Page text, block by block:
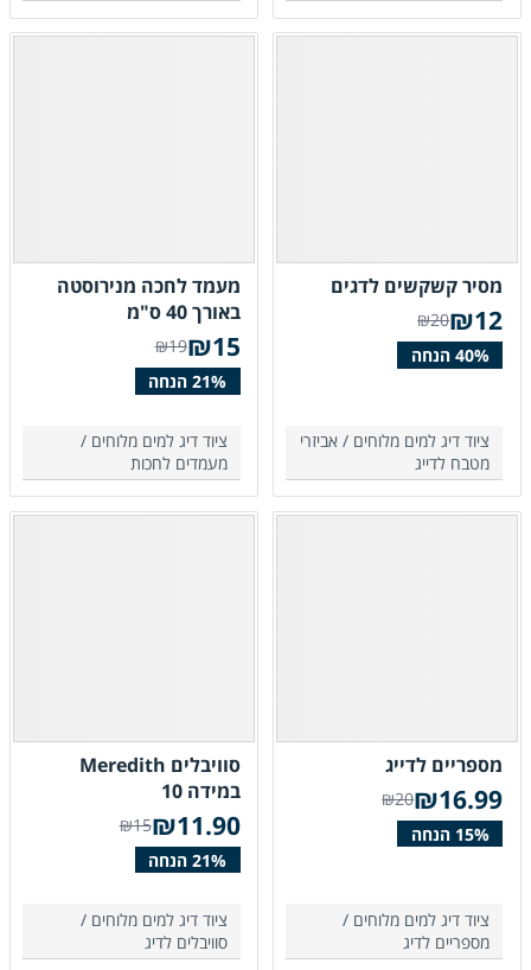
מסיר קשקשים לדגים
ציוד דיג למים מלוחים / אביזרי
מטבח לדייג
₪20 12
₪
מעמד לחכה מנירוסטה
באורך 40 ס"מ
ציוד דיג למים מלוחים /
מעמדים לחכות
₪19 15
₪
מספריים לדייג
ציוד דיג למים מלוחים /
מספריים לדיג
₪20 16.99
₪
סוויבלים Meredith
במידה 10
ציוד דיג למים מלוחים /
סוויבלים לדיג
₪15 11.90
₪